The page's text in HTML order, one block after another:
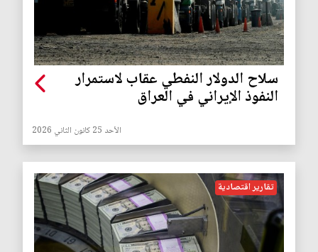
سلاح الدولار النفطي عقاب لاستمرار
النفوذ الإيراني في العراق
الأحد 25 كانون الثاني 2026
تقارير اقتصادية